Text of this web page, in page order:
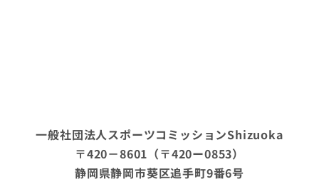
一般社団法人スポーツコミッションShizuoka
〒420－8601（〒420ー0853）
静岡県静岡市葵区追手町9番6号